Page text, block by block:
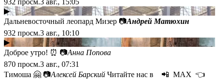
▶
Дальневосточный леопард Мизер 📷Андрей Матюхин
932 просм.3 авг., 10:10
▶
Доброе утро! ⏰ 📷Анна Попова
870 просм.3 авг., 07:31
Тимоша 🤗 📷Алексей Барский Читайте нас в 📲 МАХ 👈